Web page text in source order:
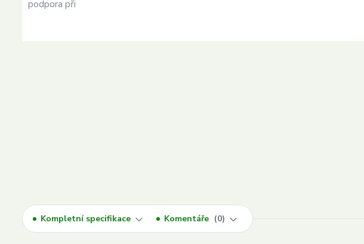
Kompletní specifikace Komentáře 0